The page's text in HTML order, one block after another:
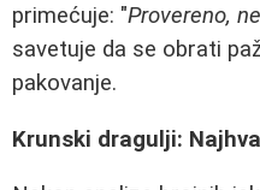
primećuje: "Provereno,
savetuje da se obrati
pakovanje.
Krunski dragulji: